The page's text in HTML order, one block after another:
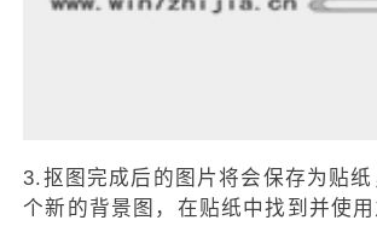
3.抠图完成后的图片将会保存为贴纸
个新的背景图，在贴纸中找到并使用